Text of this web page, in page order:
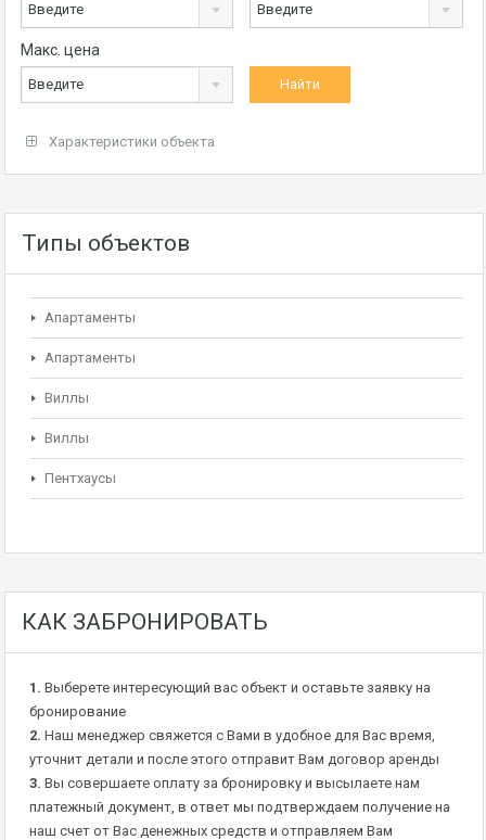
Введите Введите
Макс. цена
Введите
Характеристики объекта
Типы объектов
Апартаменты
Апартаменты
Виллы
Виллы
Пентхаусы
КАК ЗАБРОНИРОВАТЬ
1. Выберете интересующий вас объект и оставьте заявку на
бронирование
2. Наш менеджер свяжется с Вами в удобное для Вас время,
уточнит детали и после этого отправит Вам договор аренды
3. Вы совершаете оплату за бронировку и высылаете нам
платежный документ, в ответ мы подтверждаем получение на
наш счет от Вас денежных средств и отправляем Вам